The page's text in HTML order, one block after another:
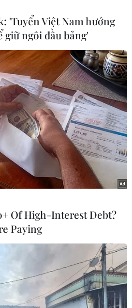
tích là 13ha, quy tụ trên 1 vạn liệt sỹ,
được xác định đầy đủ thông tin: tên,
táng theo từng tỉnh, thành; 701 mộ
còn lại chưa rõ thông tin. (Ảnh: Hoàng
Hiếu/TTXVN)
'Tuyển Việt Nam hướng
ngôi đầu bảng'
Of High-Interest Debt?
Paying